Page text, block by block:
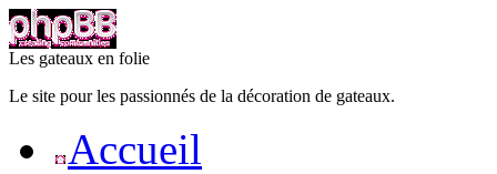
Les gateaux en folie
Le site pour les passionnés de la décoration de gateaux.
Accueil